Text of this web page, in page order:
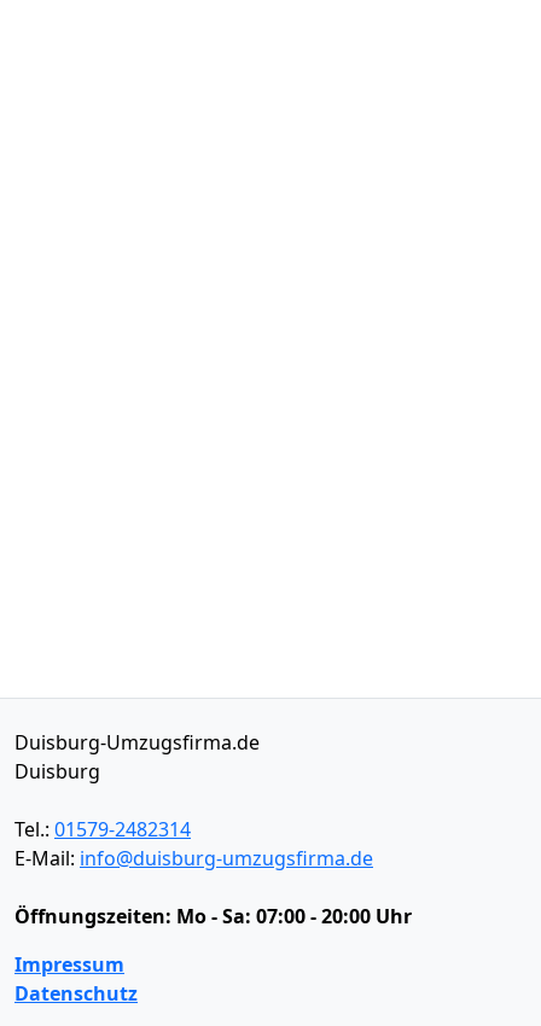
Duisburg-Umzugsfirma.de
Duisburg
Tel.: 01579-2482314
E-Mail: info@duisburg-umzugsfirma.de
Öffnungszeiten: Mo - Sa: 07:00 - 20:00 Uhr
Impressum
Datenschutz